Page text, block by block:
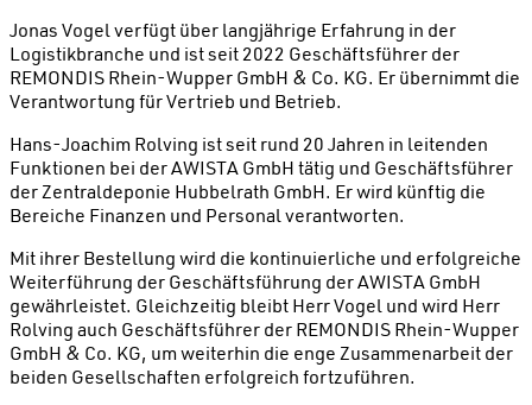
Jonas Vogel verfügt über langjährige Erfahrung in der
Logistikbranche und ist seit 2022 Geschäftsführer der
REMONDIS Rhein‑Wupper GmbH & Co. KG. Er übernimmt die
Verantwortung für Vertrieb und Betrieb.
Hans‑Joachim Rolving ist seit rund 20 Jahren in leitenden
Funktionen bei der AWISTA GmbH tätig und Geschäftsführer
der Zentraldeponie Hubbelrath GmbH. Er wird künftig die
Bereiche Finanzen und Personal verantworten.
Mit ihrer Bestellung wird die kontinuierliche und erfolgreiche
Weiterführung der Geschäftsführung der AWISTA GmbH
gewährleistet. Gleichzeitig bleibt Herr Vogel und wird Herr
Rolving auch Geschäftsführer der REMONDIS Rhein-Wupper
GmbH & Co. KG, um weiterhin die enge Zusammenarbeit der
beiden Gesellschaften erfolgreich fortzuführen.